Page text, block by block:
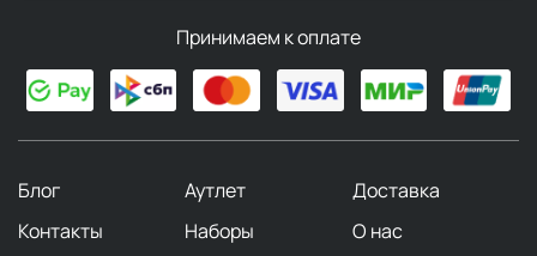
Принимаем к оплате
Блог Аутлет
Доставка
Контакты
Наборы
О нас